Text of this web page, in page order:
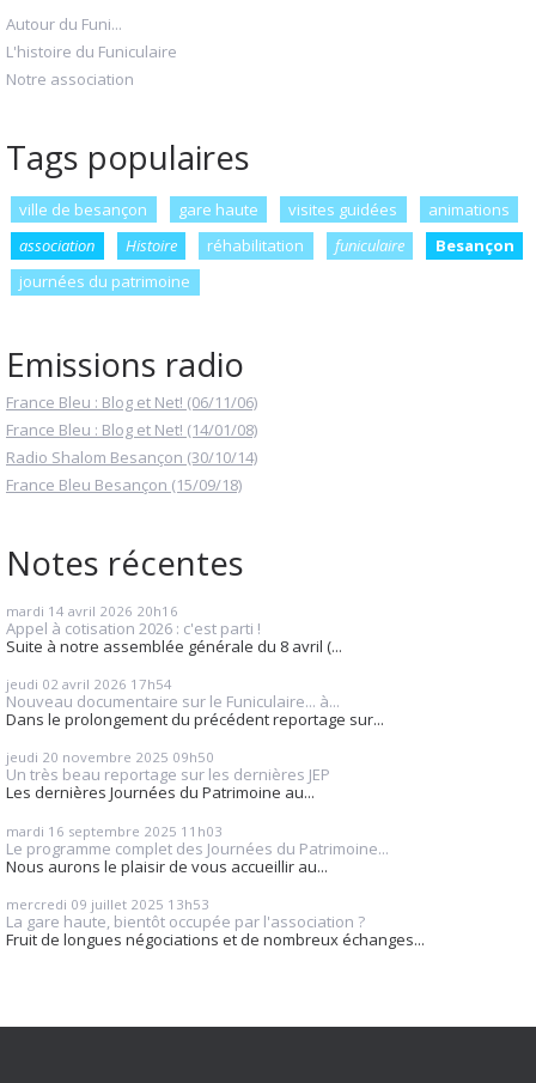
Autour du Funi...
L'histoire du Funiculaire
Notre association
Tags populaires
ville de besançon gare haute visites guidées
animations
association
Histoire réhabilitation funiculaire
Besançon
journées du patrimoine
Emissions radio
France Bleu : Blog et Net! (06/11/06)
France Bleu : Blog et Net! (14/01/08)
Radio Shalom Besançon (30/10/14)
France Bleu Besançon (15/09/18)
Notes récentes
mardi 14 avril 2026 20h16
Appel à cotisation 2026 : c'est parti !
Suite à notre assemblée générale du 8 avril (...
jeudi 02 avril 2026 17h54
Nouveau documentaire sur le Funiculaire... à...
Dans le prolongement du précédent reportage sur...
jeudi 20 novembre 2025 09h50
Un très beau reportage sur les dernières JEP
Les dernières Journées du Patrimoine au...
mardi 16 septembre 2025 11h03
Le programme complet des Journées du Patrimoine...
Nous aurons le plaisir de vous accueillir au...
mercredi 09 juillet 2025 13h53
La gare haute, bientôt occupée par l'association ?
Fruit de longues négociations et de nombreux échanges...